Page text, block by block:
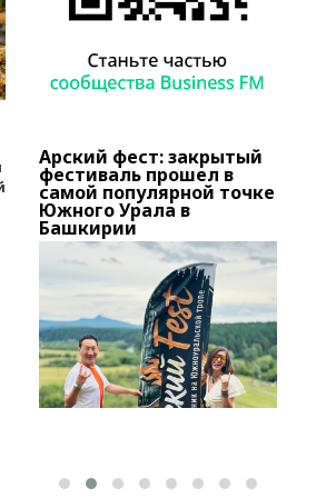
Арский фест: закрытый
фестиваль прошел в
самой популярной точке
Южного Урала в
Башкирии